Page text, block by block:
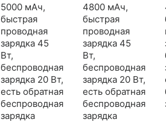
5000 мАч,
быстрая
проводная
зарядка 45
Вт,
беспроводная
зарядка 20 Вт,
есть обратная
беспроводная
зарядка
4800 мАч,
быстрая
проводная
зарядка 45
Вт,
беспроводная
зарядка 20 Вт,
есть обратная
беспроводная
зарядка